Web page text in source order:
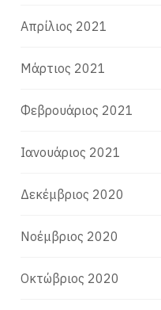
Απρίλιος 2021
Μάρτιος 2021
Φεβρουάριος 2021
Ιανουάριος 2021
Δεκέμβριος 2020
Νοέμβριος 2020
Οκτώβριος 2020